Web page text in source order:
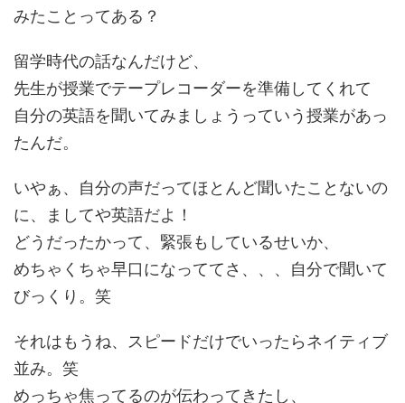
みたことってある？
留学時代の話なんだけど、
先生が授業でテープレコーダーを準備してくれて
自分の英語を聞いてみましょうっていう授業があっ
たんだ。
いやぁ、自分の声だってほとんど聞いたことないの
に、ましてや英語だよ！
どうだったかって、緊張もしているせいか、
めちゃくちゃ早口になっててさ、、、自分で聞いて
びっくり。笑
それはもうね、スピードだけでいったらネイティブ
並み。笑
めっちゃ焦ってるのが伝わってきたし、